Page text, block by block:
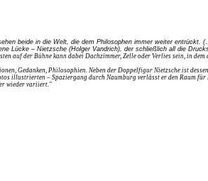
beide in die Welt, die dem Philosophen immer weiter
Lücke – Nietzsche (Holger Vandrich), der schließlich all die
auf der Bühne kann dabei Dachzimmer, Zelle oder Verlies sein, in
Gedanken, Philosophien. Neben der Doppelfigur Nietzsche ist
illustrierten – Spaziergang durch Naumburg verlässt er den Raum
wieder variiert."